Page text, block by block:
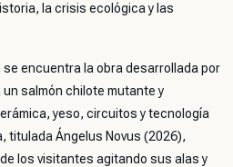
la crisis ecológica y las
se encuentra la obra desarrollada por
salmón chilote mutante y
yeso, circuitos y tecnología
titulada Ángelus Novus (2026),
los visitantes agitando sus alas y